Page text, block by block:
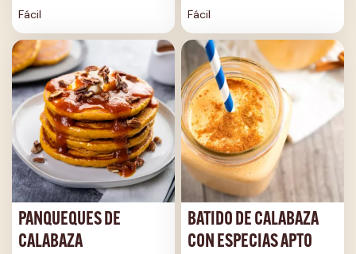
estrellas.
Fácil
Fácil
PANQUEQUES DE
CALABAZA
BATIDO DE CALABAZA
CON ESPECIAS APTO